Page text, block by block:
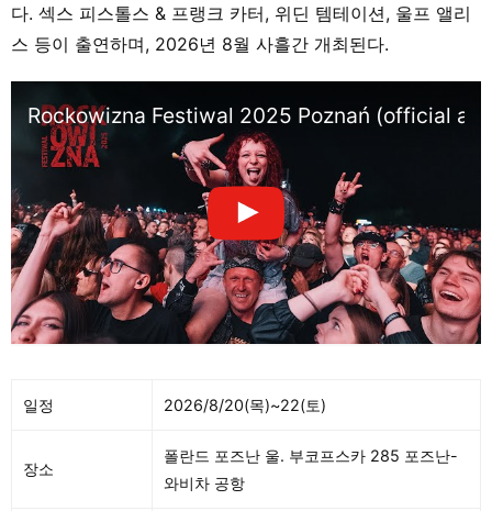
다. 섹스 피스톨스 & 프랭크 카터, 위딘 템테이션, 울프 앨리
스 등이 출연하며, 2026년 8월 사흘간 개최된다.
Rockowizna Festiwal 2025 Poznań (official
일정 2026/8/20(목)~22(토)
장소
폴란드 포즈난 울. 부코프스카 285 포즈난-
와비차 공항